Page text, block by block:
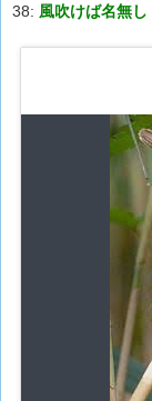
38: 風吹けば名無し